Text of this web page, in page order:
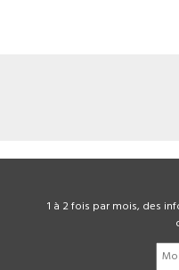
1 à 2 fois par mois, des